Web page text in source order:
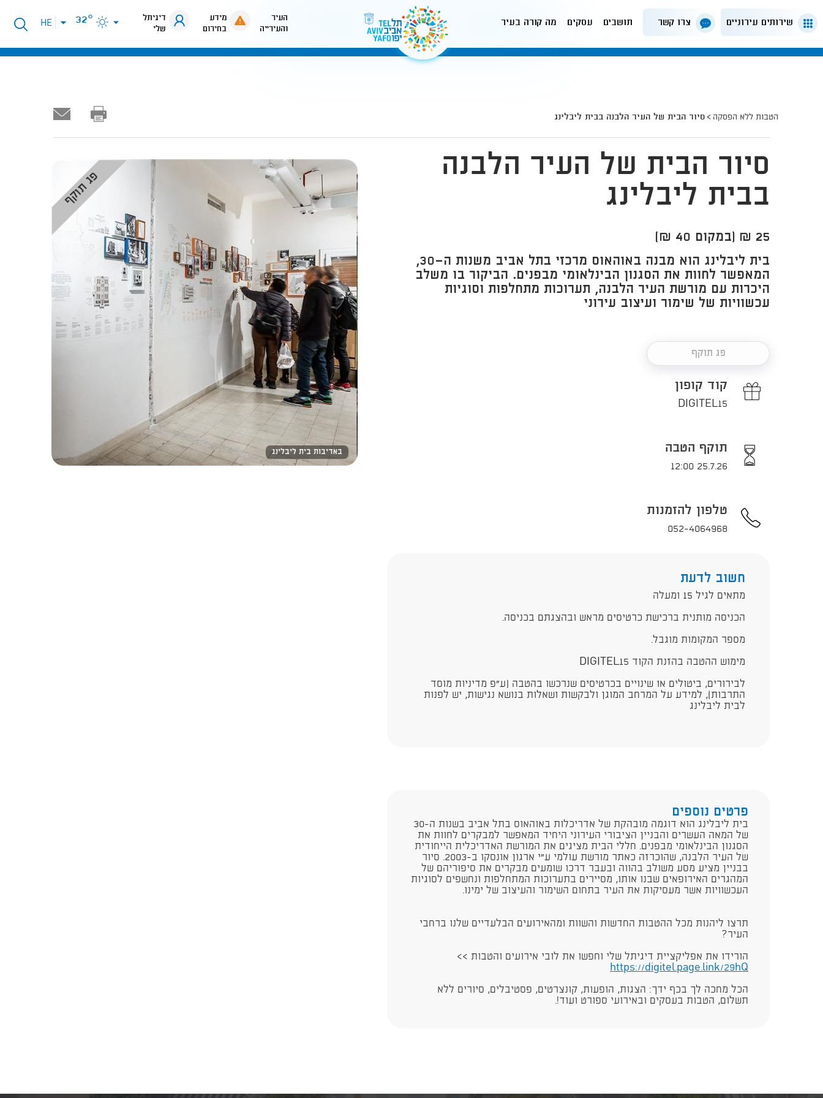
שירותים עירוניים צרו קשר תושבים עסקים מה קורה בעיר
העיר
והעירייה
מידע
בחירום
דיגיתל
שלי
32°
פתיחת
תפריט
HE
הטבות ללא הפסקה סיור הבית של העיר הלבנה בבית ליבלינג
באדיבות בית ליבלינג
פג תוקף
סיור הבית של העיר הלבנה
בבית ליבלינג
25 ₪ (במקום 40 ₪)
בית ליבלינג הוא מבנה באוהאוס מרכזי בתל אביב משנות ה־30,
המאפשר לחוות את הסגנון הבינלאומי מבפנים. הביקור בו משלב
היכרות עם מורשת העיר הלבנה, תערוכות מתחלפות וסוגיות
עכשוויות של שימור ועיצוב עירוני
פג תוקף
קוד קופון
DIGITEL15
תוקף הטבה
25.7.26 12:00
טלפון להזמנות
052-4064968
חשוב לדעת
מתאים לגיל 15 ומעלה
הכניסה מותנית ברכישת כרטיסים מראש ובהצגתם בכניסה.
מספר המקומות מוגבל.
מימוש ההטבה בהזנת הקוד DIGITEL15​
לבירורים, ביטולים או שינויים בכרטיסים שנרכשו בהטבה (ע"פ מדיניות מוסד
התרבות), למידע על המרחב המוגן ולבקשות ושאלות בנושא נגישות, יש לפנות
לבית ליבלינג
פרטים נוספים
בית ליבלינג הוא דוגמה מובהקת של אדריכלות באוהאוס בתל אביב בשנות ה-30
של המאה העשרים והבניין הציבורי העירוני היחיד המאפשר למבקרים לחוות את
הסגנון הבינלאומי מבפנים. חללי הבית מציגים את המורשת האדריכלית הייחודית
של העיר הלבנה, שהוכרזה כאתר מורשת עולמי ע"י ארגון אונסקו ב-2003. סיור
בבניין מציע מסע משולב בהווה ובעבר דרכו שומעים מבקרים את סיפוריהם של
המהגרים האירופאים שבנו אותו, מסיירים בתערוכות המתחלפות ונחשפים לסוגיות
העכשוויות אשר מעסיקות את העיר בתחום השימור והעיצוב של ימינו.​
תרצו ליהנות מכל ההטבות החדשות והשוות ומהאירועים הבלעדיים שלנו ברחבי
העיר?
הורידו את אפליקציית דיגיתל שלי וחפשו את לובי אירועים והטבות >>
https://digitel.page.link/29hQ
הכל מחכה לך בכף ידך: הצגות, הופעות, קונצרטים, פסטיבלים, סיורים ללא
תשלום, הטבות בעסקים ובאירועי ספורט ועוד!.